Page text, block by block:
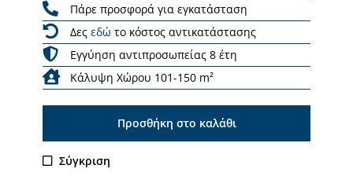
Πάρε προσφορά για εγκατάσταση
Δες εδώ το κόστος αντικατάστασης
Εγγύηση αντιπροσωπείας 8 έτη
Κάλυψη Χώρου 101-150 m²
Προσθήκη στο καλάθι
Σύγκριση